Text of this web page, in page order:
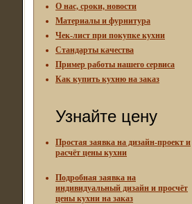
О нас, сроки, новости
Материалы и фурнитура
Чек-лист при покупке кухни
Стандарты качества
Пример работы нашего сервиса
Как купить кухню на заказ
Узнайте цену
Простая заявка на дизайн-проект и
расчёт цены кухни
Подробная заявка на
индивидуальный дизайн и просчёт
цены кухни на заказ